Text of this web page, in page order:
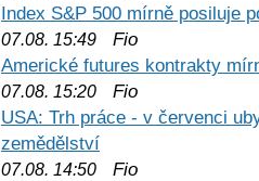
Index S&P 500 mírně posiluje
07.08. 15:49 Fio
Americké futures kontrakty
07.08. 15:20 Fio
USA: Trh práce - v červenci
zemědělství
07.08. 14:50 Fio